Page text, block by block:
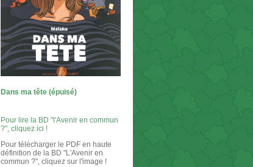
Dans ma tête (épuisé)
Pour lire la BD "l'Avenir en commun
?", cliquez ici !
Pour télécharger le PDF en haute
définition de la BD "L'Avenir en
commun ?", cliquez sur l'image !